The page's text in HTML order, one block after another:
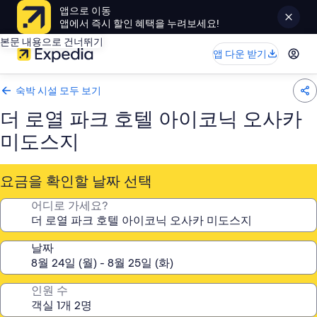
앱으로 이동
앱에서 즉시 할인 혜택을 누려보세요!
본문 내용으로 건너뛰기
앱 다운 받기
숙박 시설 모두 보기
더 로열 파크 호텔 아이코닉 오사카
미도스지
요금을 확인할 날짜 선택
어디로 가세요?
날짜
인원 수